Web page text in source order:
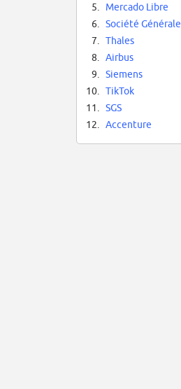
5.
Mercado Libre
6.
Société Générale
7.
Thales
8.
Airbus
9.
Siemens
10.
TikTok
11.
SGS
12.
Accenture